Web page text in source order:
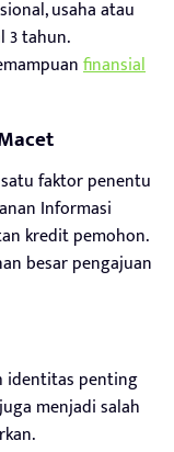
usaha atau
3 tahun.
finansial
faktor penentu
Informasi
kredit pemohon.
besar pengajuan
identitas penting
menjadi salah